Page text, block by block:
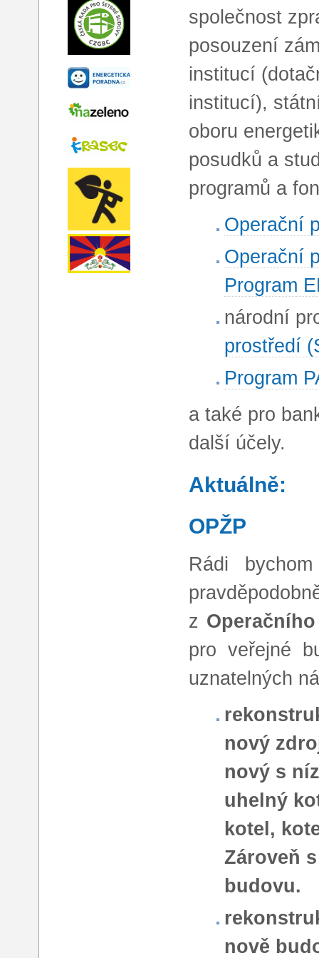
společnost
posouzení
institucí
institucí),
oboru
posudků a
programů a
Operační
Operační
Program
národní
prostředí
Program
a také pro
další účely.
Aktuálně:
OPŽP
Rádi
z
pro veřejné
uznatelných
nový
nový s
uhelný
kotel,
Zároveň
budovu.
nově